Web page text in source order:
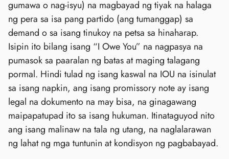
gumawa o nag-isyu) na magbayad ng tiyak na halaga
ng pera sa isa pang partido (ang tumanggap) sa
demand o sa isang tinukoy na petsa sa hinaharap.
Isipin ito bilang isang “I Owe You” na nagpasya na
pumasok sa paaralan ng batas at maging talagang
pormal. Hindi tulad ng isang kaswal na IOU na isinulat
sa isang napkin, ang isang promissory note ay isang
legal na dokumento na may bisa, na ginagawang
maipapatupad ito sa isang hukuman. Itinataguyod nito
ang isang malinaw na tala ng utang, na naglalarawan
ng lahat ng mga tuntunin at kondisyon ng pagbabayad.